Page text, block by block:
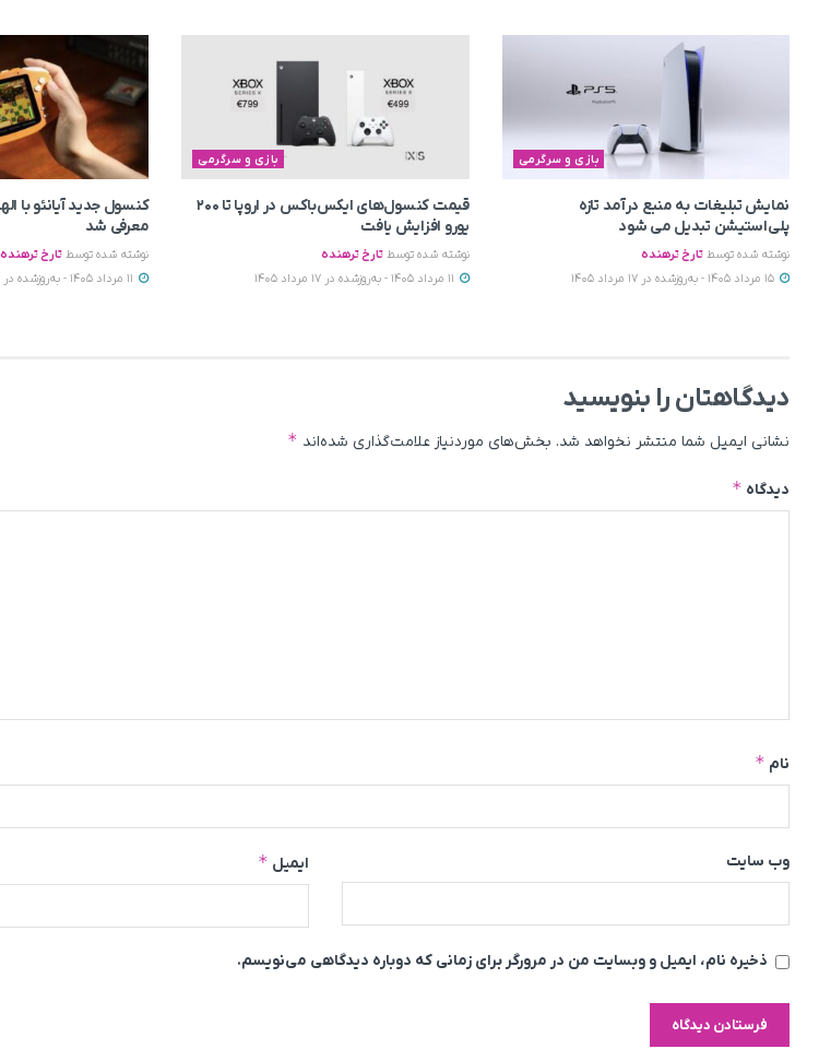
بازی و سرگرمی
نمایش تبلیغات به منبع درآمد تازه
پلی‌استیشن تبدیل می‌ شود
نوشته شده توسط تارخ ترهنده
بازی و سرگرمی
قیمت کنسول‌های ایکس‌باکس در اروپا تا ۲۰۰
یورو افزایش یافت
نوشته شده توسط تارخ ترهنده
کنسول جدید آیانئو با
معرفی شد
نوشته شده توسط تارخ ترهنده
دیدگاهتان را بنویسید
نشانی ایمیل شما منتشر نخواهد شد. بخش‌های موردنیاز علامت‌گذاری شده‌اند *
دیدگاه *
نام *
ایمیل * وب‌ سایت
ذخیره نام، ایمیل و وبسایت من در مرورگر برای زمانی که دوباره دیدگاهی می‌نویسم.